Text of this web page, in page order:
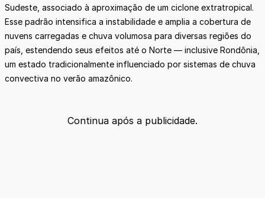
Sudeste, associado à aproximação de um ciclone extratropical.
Esse padrão intensifica a instabilidade e amplia a cobertura de
nuvens carregadas e chuva volumosa para diversas regiões do
país, estendendo seus efeitos até o Norte — inclusive Rondônia,
um estado tradicionalmente influenciado por sistemas de chuva
convectiva no verão amazônico.
Continua após a publicidade.